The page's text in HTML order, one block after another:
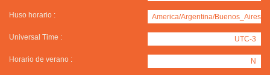
Huso horario : America/Argentina/Buenos_Aires
Universal Time : UTC-3
Horario de verano : N